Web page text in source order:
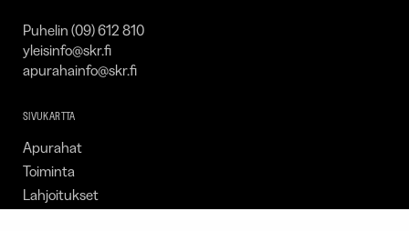
Puhelin (09) 612 810
yleisinfo@skr.fi
apurahainfo@skr.fi
SIVUKARTTA
Apurahat
Toiminta
Lahjoitukset